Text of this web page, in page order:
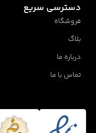
دسترسی سریع
فروشگاه
بلاگ
درباره ما
تماس با ما